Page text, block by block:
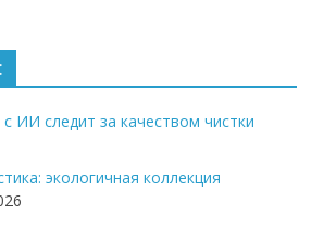
ИИ следит за качеством чистки
экологичная коллекция